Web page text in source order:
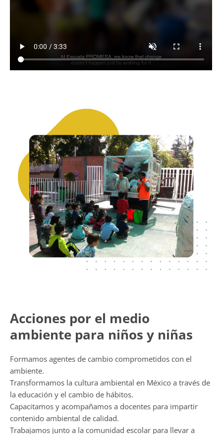
Acciones por el medio
ambiente para niños y niñas
Formamos agentes de cambio comprometidos con el
ambiente.
Transformamos la cultura ambiental en México a través de
la educación y el cambio de hábitos.
Capacitamos y acompañamos a docentes para impartir
contenido ambiental de calidad.
Trabajamos junto a la comunidad escolar para llevar a